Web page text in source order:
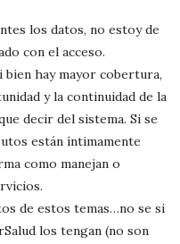
los datos, no estoy de
con el acceso.
bien hay mayor cobertura,
y la continuidad de la
decir del sistema. Si se
están íntimamente
como manejan o
de estos temas…no se si
los tengan (no son